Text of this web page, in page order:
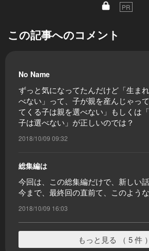
PR
この記事へのコメント
No Name
ずっと気になってたんだけど「生ま
べない」って、子が親を産んじゃっ
てくる子は親を選べない」もしくは
子は選べない」が正しいのでは？
2018/10/09 09:32
総集編は
今回は、この総集編だけで、新しい
今まで、最終回の直前て、このよう
2018/10/09 16:03
もっと見る （ 5 件 ）